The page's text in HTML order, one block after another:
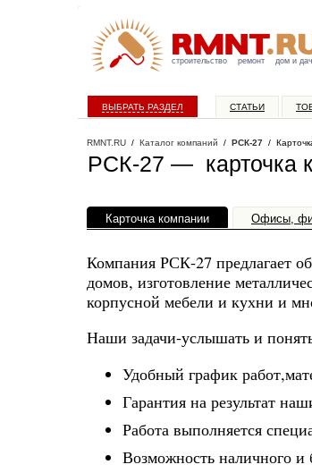
строительство ремонт дом и
ВЫБРАТЬ РАЗДЕЛ СТАТЬИ
RMNT.RU / Каталог компаний / РСК-27 /
РСК-27 — карточка
Карточка компании Офисы,
Компания РСК-27 предлагает
домов, изготовление
корпусной мебели и кухни и
Наши задачи-услышать и
Удобный график
Гарантия на результат
Работа выполняется
Возможность наличного и